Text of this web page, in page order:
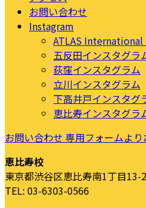
お問い合わせ
Instagram
ATLAS
五反田インスタグラ
荻窪インスタグラム
立川インスタグラム
下高井戸インスタグ
恵比寿インスタグラ
お問い合わせ 専用フォームよ
恵比寿校
東京都渋谷区恵比寿南1丁目13-
TEL: 03-6303-0566